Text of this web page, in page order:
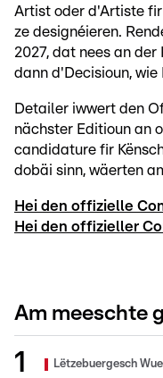
Artist oder d'Artiste fir
ze designéieren.
2027, dat nees an
dann d'Decisioun,
Detailer iwwert den
nächster Editioun an
candidature fir
dobäi sinn, wäerten
Hei den offizielle
Hei den offizieller
Am meeschte
Lëtzebuergesch